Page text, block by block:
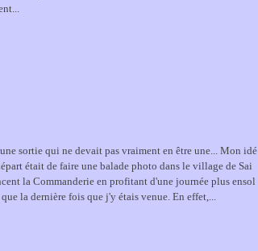
sortie qui ne devait pas vraiment en être une... Mon idé
était de faire une balade photo dans le village de Sai
la Commanderie en profitant d'une journée plus ensol
la dernière fois que j'y étais venue. En effet,...